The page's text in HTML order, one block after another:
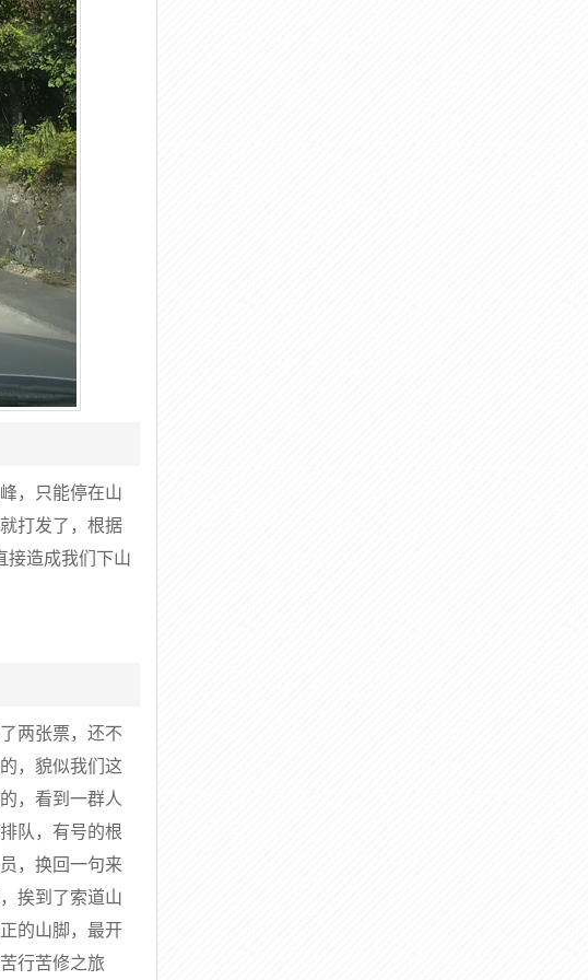
，只能停在山
打发了，根据
接造成我们下山
两张票，还不
，貌似我们这
，看到一群人
队，有号的根
，换回一句来
挨到了索道山
的山脚，最开
行苦修之旅